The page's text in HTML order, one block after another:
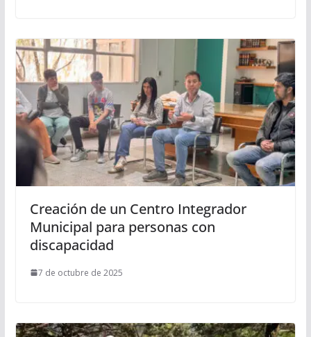
Creación de un Centro Integrador
Municipal para personas con
discapacidad
7 de octubre de 2025